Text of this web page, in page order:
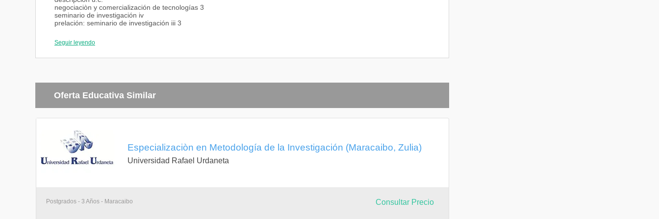
negociaciòn y comercialización de tecnologías 3
seminario de investigación iv
prelación: seminario de investigación iii 3
trabajo de grado
prelación: seminario de investigación iii 12
Seguir leyendo
Oferta Educativa Similar
Especializaciòn en Metodología de la Investigación (Maracaibo, Zulia)
Universidad Rafael Urdaneta
Postgrados - 3 Años - Maracaibo Consultar Precio